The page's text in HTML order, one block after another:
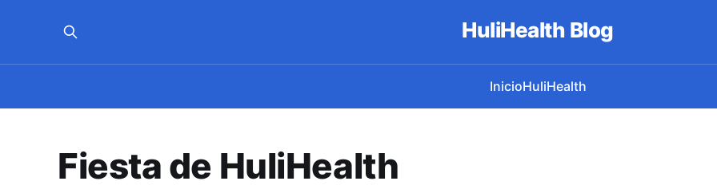
HuliHealth Blog
InicioHuliHealth
Fiesta de HuliHealth